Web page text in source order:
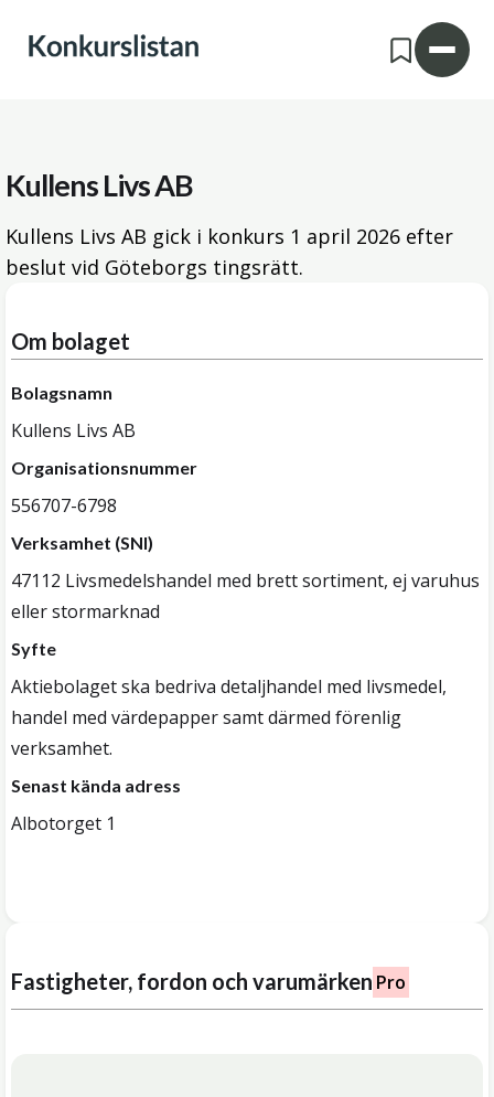
Kullens Livs AB
Kullens Livs AB gick i konkurs 1 april 2026 efter
beslut vid Göteborgs tingsrätt.
Om bolaget
Bolagsnamn
Kullens Livs AB
Organisationsnummer
556707-6798
Verksamhet (SNI)
47112 Livsmedelshandel med brett sortiment, ej varuhus
eller stormarknad
Syfte
Aktiebolaget ska bedriva detaljhandel med livsmedel,
handel med värdepapper samt därmed förenlig
verksamhet.
Senast kända adress
Albotorget 1
Fastigheter, fordon och varumärken Pro